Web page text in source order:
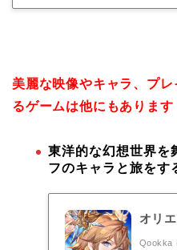
美麗な映像やキャラ、プ
るゲームは他にもあります
東洋的な幻想世界を
フのキャラと旅をす
オリ
Qookka